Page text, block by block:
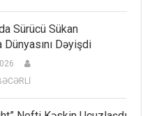
Sürücü Sükan
Dünyasını Dəyişdi